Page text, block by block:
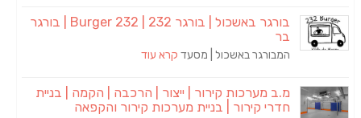
בורגר באשכול | בורגר 232 | Burger 232 | בורגר
בר
המבורגר באשכול | מסעד קרא עוד
מ.ב מערכות קירור | ייצור | הרכבה | הקמה | בניית
חדרי קירור | בניית מערכות קירור והקפאה